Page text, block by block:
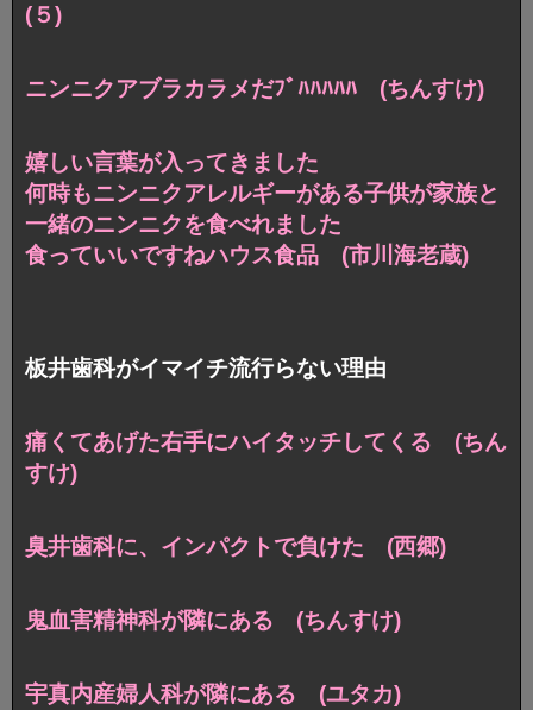
(５)
ニンニクアブラカラメだﾌﾞﾊﾊﾊﾊﾊ (ちんすけ)
嬉しい言葉が入ってきました
何時もニンニクアレルギーがある子供が家族と
一緒のニンニクを食べれました
食っていいですねハウス食品 (市川海老蔵)
板井歯科がイマイチ流行らない理由
痛くてあげた右手にハイタッチしてくる (ちん
すけ)
臭井歯科に、インパクトで負けた (西郷)
鬼血害精神科が隣にある (ちんすけ)
宇真内産婦人科が隣にある (ユタカ)